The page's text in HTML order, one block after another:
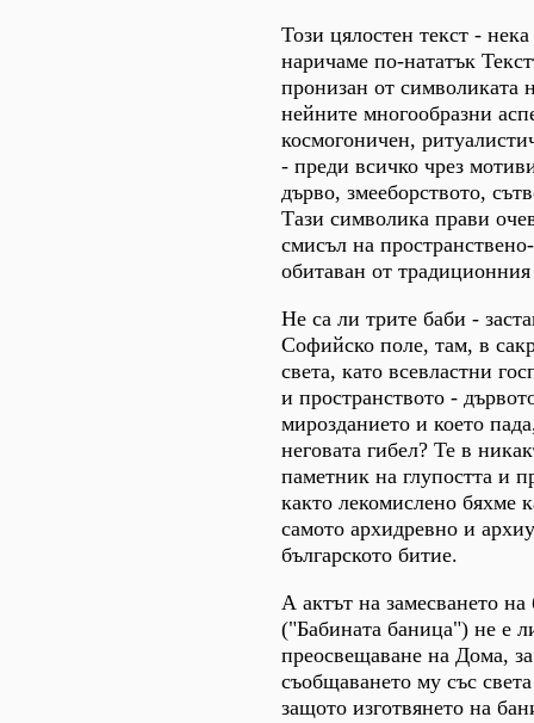
Този цялостен текст - нека
наричаме по-нататък
пронизан от символиката
нейните многообразни
космогоничен,
- преди всичко чрез
дърво, змееборството,
Тази символика прави
смисъл на
обитаван от
Не са ли трите баби -
Софийско поле, там, в
света, като всевластни
и пространството -
мирозданието и което
неговата гибел? Те в
паметник на глупостта и
както лекомислено бяхме
самото архидревно и
българското битие.
А актът на замесването на
("Бабината баница") не е
преосвещаване на Дома,
съобщаването му със
защото изготвянето на